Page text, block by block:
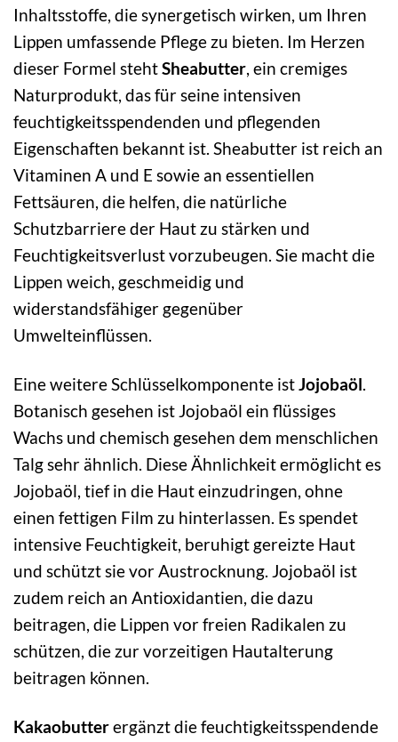
Inhaltsstoffe, die synergetisch wirken, um Ihren
Lippen umfassende Pflege zu bieten. Im Herzen
dieser Formel stehtSheabutter, ein cremiges
Naturprodukt, das für seine intensiven
feuchtigkeitsspendenden und pflegenden
Eigenschaften bekannt ist. Sheabutter ist reich an
Vitaminen A und E sowie an essentiellen
Fettsäuren, die helfen, die natürliche
Schutzbarriere der Haut zu stärken und
Feuchtigkeitsverlust vorzubeugen. Sie macht die
Lippen weich, geschmeidig und
widerstandsfähiger gegenüber
Umwelteinflüssen.
Eine weitere Schlüsselkomponente istJojobaöl.
Botanisch gesehen ist Jojobaöl ein flüssiges
Wachs und chemisch gesehen dem menschlichen
Talg sehr ähnlich. Diese Ähnlichkeit ermöglicht es
Jojobaöl, tief in die Haut einzudringen, ohne
einen fettigen Film zu hinterlassen. Es spendet
intensive Feuchtigkeit, beruhigt gereizte Haut
und schützt sie vor Austrocknung. Jojobaöl ist
zudem reich an Antioxidantien, die dazu
beitragen, die Lippen vor freien Radikalen zu
schützen, die zur vorzeitigen Hautalterung
beitragen können.
Kakaobutterergänzt die feuchtigkeitsspendende